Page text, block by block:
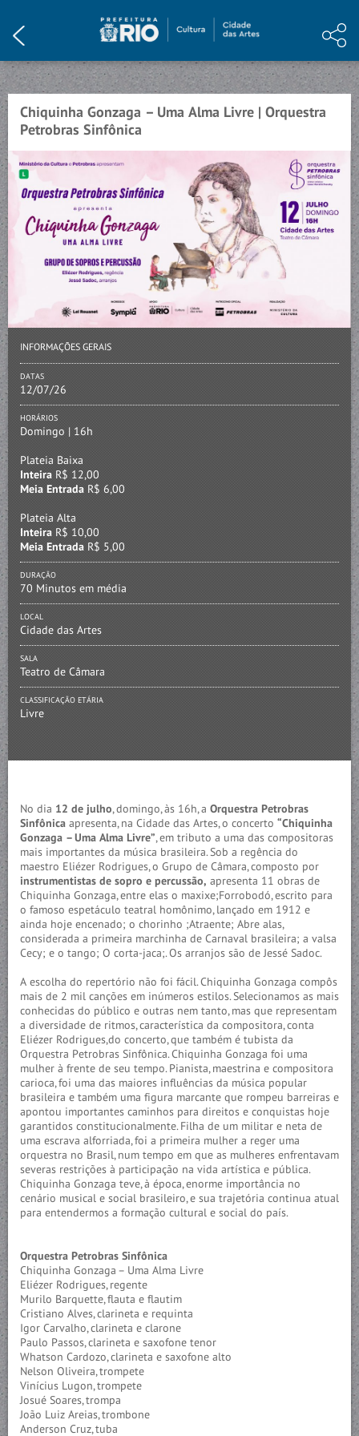
HOME
INSTITUCIONAL
PROGRAMAÇÃO
NOTÍCIAS
MEMÓRIA
VISITE
CONTATO
EVENTO ENCERRADO
Chiquinha Gonzaga – Uma Alma Livre | Orquestra
Petrobras Sinfônica
INFORMAÇÕES GERAIS
DATAS
12/07/26
HORÁRIOS
Domingo | 16h
Plateia Baixa
InteiraR$ 12,00
Meia EntradaR$ 6,00
Plateia Alta
InteiraR$ 10,00
Meia EntradaR$ 5,00
DURAÇÃO
70 Minutos em média
LOCAL
Cidade das Artes
SALA
Teatro de Câmara
CLASSIFICAÇÃO ETÁRIA
Livre
No dia 12 de julho, domingo, às 16h, a Orquestra Petrobras
Sinfônica apresenta, na Cidade das Artes, o concerto “Chiquinha
Gonzaga – Uma Alma Livre”, em tributo a uma das compositoras
mais importantes da música brasileira. Sob a regência do
maestro Eliézer Rodrigues, o Grupo de Câmara, composto por
instrumentistas de sopro e percussão, apresenta 11 obras de
Chiquinha Gonzaga, entre elas o maxixe;Forrobodó, escrito para
o famoso espetáculo teatral homônimo, lançado em 1912 e
ainda hoje encenado; o chorinho ;Atraente; Abre alas,
considerada a primeira marchinha de Carnaval brasileira; a valsa
Cecy; e o tango; O corta-jaca;. Os arranjos são de Jessé Sadoc.
A escolha do repertório não foi fácil. Chiquinha Gonzaga compôs
mais de 2 mil canções em inúmeros estilos. Selecionamos as mais
conhecidas do público e outras nem tanto, mas que representam
a diversidade de ritmos, característica da compositora, conta
Eliézer Rodrigues,do concerto, que também é tubista da
Orquestra Petrobras Sinfônica. Chiquinha Gonzaga foi uma
mulher à frente de seu tempo. Pianista, maestrina e compositora
carioca, foi uma das maiores influências da música popular
brasileira e também uma figura marcante que rompeu barreiras e
apontou importantes caminhos para direitos e conquistas hoje
garantidos constitucionalmente. Filha de um militar e neta de
uma escrava alforriada, foi a primeira mulher a reger uma
orquestra no Brasil, num tempo em que as mulheres enfrentavam
severas restrições à participação na vida artística e pública.
Chiquinha Gonzaga teve, à época, enorme importância no
cenário musical e social brasileiro, e sua trajetória continua atual
para entendermos a formação cultural e social do país.
Orquestra Petrobras Sinfônica
Chiquinha Gonzaga – Uma Alma Livre
Eliézer Rodrigues, regente
Murilo Barquette, flauta e flautim
Cristiano Alves, clarineta e requinta
Igor Carvalho, clarineta e clarone
Paulo Passos, clarineta e saxofone tenor
Whatson Cardozo, clarineta e saxofone alto
Nelson Oliveira, trompete
Vinícius Lugon, trompete
Josué Soares, trompa
João Luiz Areias, trombone
Anderson Cruz, tuba